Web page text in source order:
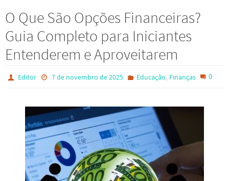
O Que São Opções Financeiras?
Guia Completo para Iniciantes
Entenderem e Aproveitarem
Editor 7 de novembro de 2025 Educação, Finanças 0